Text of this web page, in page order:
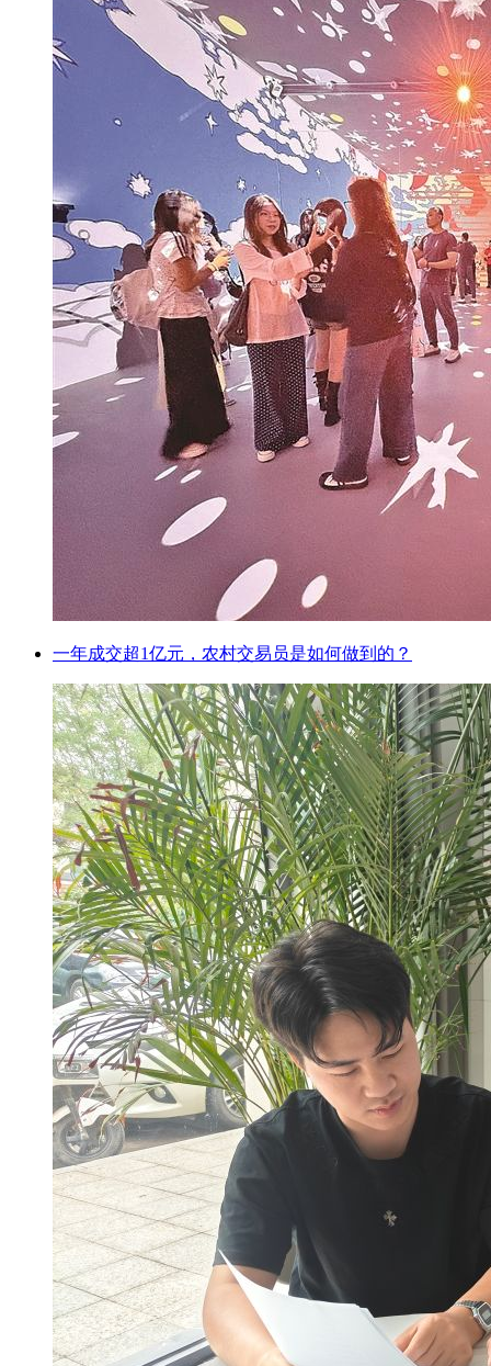
一年成交超1亿元，农村交易员是如何做到的？